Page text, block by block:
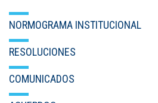
NORMOGRAMA INSTITUCIONAL
RESOLUCIONES
COMUNICADOS
(+57) (4) 4